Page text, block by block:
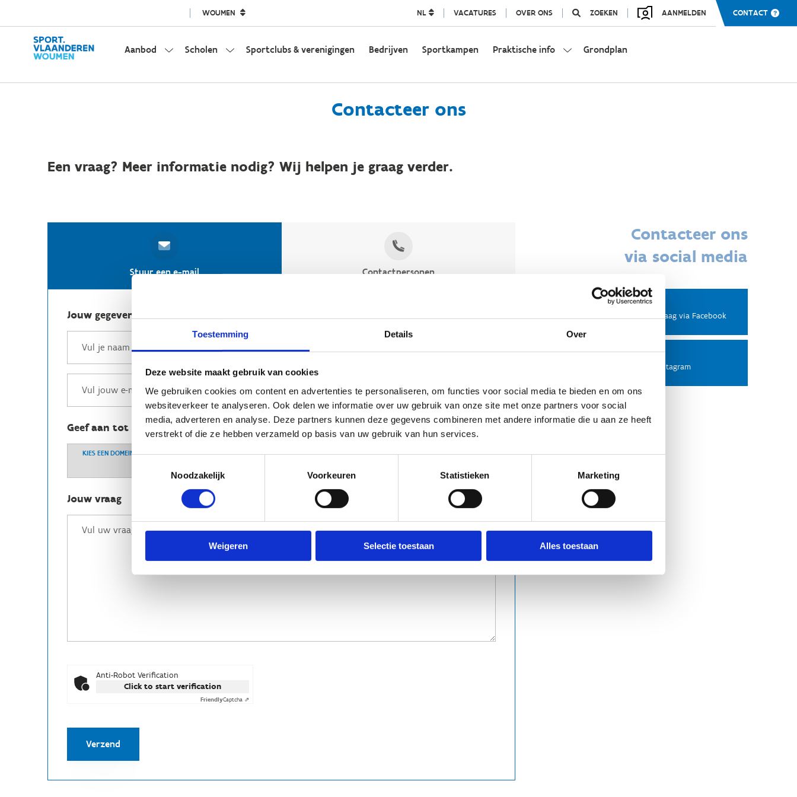
Toestemming Details Over
Deze website maakt gebruik van cookies
We gebruiken cookies om content en advertenties te personaliseren, om functies voor social media te bieden en om ons
websiteverkeer te analyseren. Ook delen we informatie over uw gebruik van onze site met onze partners voor social
media, adverteren en analyse. Deze partners kunnen deze gegevens combineren met andere informatie die u aan ze heeft
verstrekt of die ze hebben verzameld op basis van uw gebruik van hun services.
Noodzakelijk
Voorkeuren Statistieken Marketing
Weigeren Selectie toestaan Alles toestaan
WOUMEN NL VACATURES OVER ONS ZOEKEN AANMELDEN CONTACT
Aanbod Scholen Sportclubs & verenigingen Bedrijven Sportkampen Praktische info Grondplan
Contacteer ons
Een vraag? Meer informatie nodig? Wij helpen je graag verder.
Stuur een e-mail Contactpersonen
Jouw gegevens
Geef aan tot welk domein jouw vraag behoort
KIES EEN DOMEIN
Jouw vraag
Anti-Robot Verification
Click to start verification
FriendlyCaptcha ⇗
Verzend
Contacteer ons
via social media
Facebook
Stel ons een vraag via Facebook
Instagram
Volg ons op Instagram